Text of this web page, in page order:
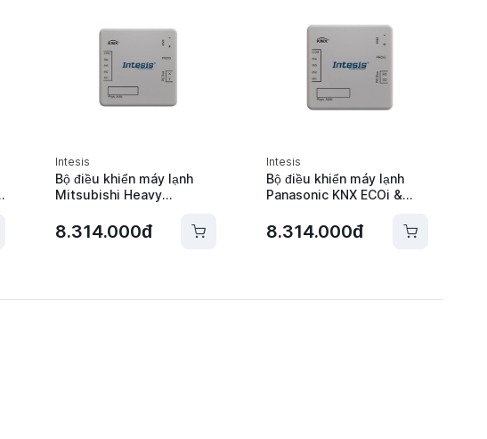
Intesis
Bộ điều khiển máy lạnh
Mitsubishi Heavy
INKNXMHI001R000
8.314.000đ
Intesis
Bộ điều khiển máy lạnh
Panasonic KNX ECOi &
INKNXPAN001R000
8.314.000đ